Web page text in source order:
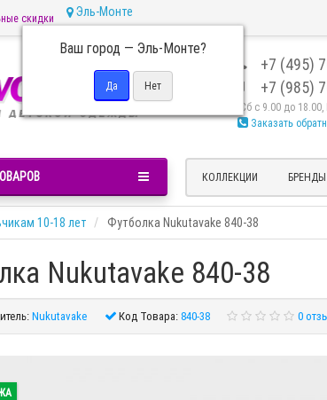
скидки Эль-Монте
Ваш город — Эль-Монте?
+7 (495)
+7 (985)
Пн - Сб с 9.00 до
Заказать
КОЛЛЕКЦИИ БРЕНДЫ
10-18 лет Футболка Nukutavake 840-38
Nukutavake 840-38
Nukutavake Код Товара:840-38 0